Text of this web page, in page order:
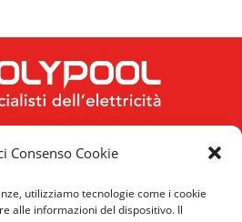
Consenso Cookie
utilizziamo tecnologie come i cookie
alle informazioni del dispositivo. Il